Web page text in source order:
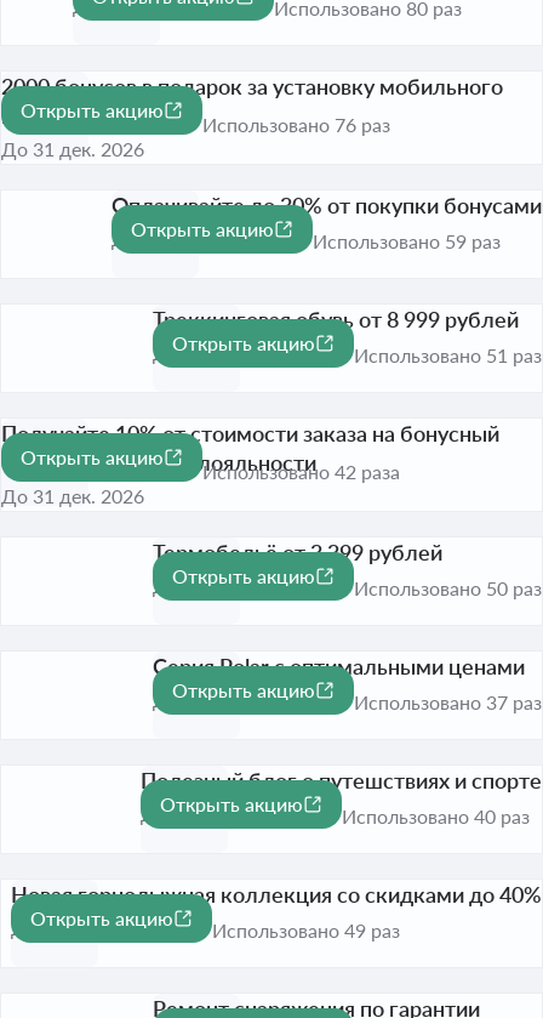
До 31 дек. 2026 Использовано 80 раз
2000 бонусов в подарок за установку мобильного
приложения
До 31 дек. 2026
Открыть акцию
Использовано 76 раз
-30%
Оплачивайте до 30% от покупки бонусами
До 31 дек. 2026
Открыть акцию
Использовано 59 раз
Треккинговая обувь от 8 999 рублей
До 31 дек. 2026
Открыть акцию
Использовано 51 раз
Получайте 10% от стоимости заказа на бонусный
счет по программе лояльности
До 31 дек. 2026
Открыть акцию
Использовано 42 раза
Термобельё от 3 399 рублей
До 31 дек. 2026
Открыть акцию
Использовано 50 раз
Серия Polar с оптимальными ценами
До 31 дек. 2026
Открыть акцию
Использовано 37 раз
Полезный блог о путешствиях и спорте
До 31 дек. 2026
Открыть акцию
Использовано 40 раз
-40%
Новая горнолыжная коллекция со скидками до 40%
До 31 дек. 2026
Открыть акцию
Использовано 49 раз
Ремонт снаряжения по гарантии